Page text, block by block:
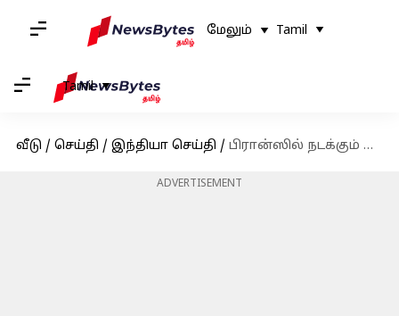
மேலும் Tamil
Tamil
வீடு / செய்தி / இந்தியா செய்தி / பிரான்ஸில் நடக்கும் கேன்ஸ் திரைப்பட திருவிழா 2023
ADVERTISEMENT